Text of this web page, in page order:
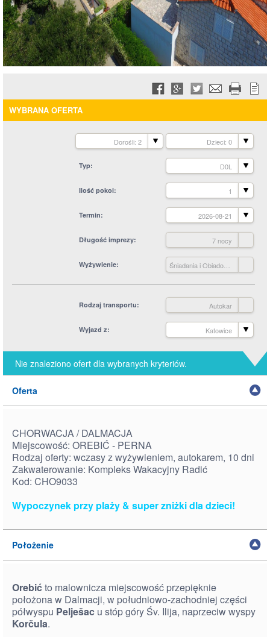
WYBRANA OFERTA
Dorośli: 2 Dzieci: 0
Typ D0L
Ilość pokoi 1
Termin 2026-08-21
Długość imprezy 7 nocy
Wyżywienie
Rodzaj transportu Autokar
Wyjazd z Katowice
Nie znaleziono ofert dla wybranych kryteriów.
Oferta
CHORWACJA / DALMACJA
Miejscowość: OREBIĆ - PERNA
Rodzaj oferty: wczasy z wyżywieniem, autokarem, 10 dni
Zakwaterowanie: Kompleks Wakacyjny Radić
Kod: CHO9033
Wypoczynek przy plaży & super zniżki dla dzieci!
Położenie
Orebićto malownicza miejscowość przepięknie
położona w Dalmacji, w południowo-zachodniej części
półwyspu Pelješac u stóp góry Śv. Ilija, naprzeciw wyspy
Korčula.